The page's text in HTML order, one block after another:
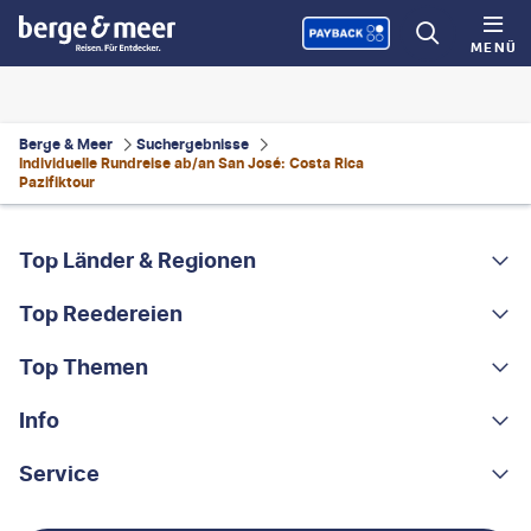
MENÜ
Berge & Meer
Suchergebnisse
Individuelle Rundreise ab/an San José: Costa Rica
Pazifiktour
Footer navigation
Top Länder & Regionen
Portugal
Albanien
Griechenland
Top Reedereien
AIDA
MSC Cruises
Costa Kreuzfahrten
Top Themen
Rundreisen
Kleingruppen-Rundreisen
Info
Über uns
Nachhaltigkeit
Service